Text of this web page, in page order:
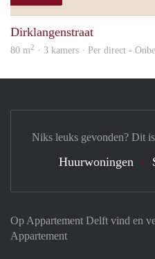
Dirklangenstraat
80 m2 · 3 kamers · Per direct -
Op Appartement Delft vind en
Appartement
Niks leuks gevonden? Dit
Huurwoningen